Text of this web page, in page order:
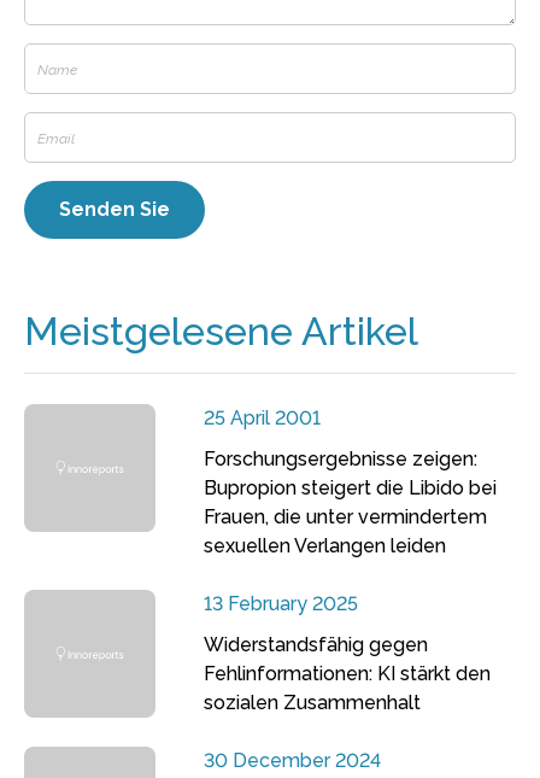
Meistgelesene Artikel
25 April 2001
Forschungsergebnisse zeigen:
Bupropion steigert die Libido bei
Frauen, die unter vermindertem
sexuellen Verlangen leiden
13 February 2025
Widerstandsfähig gegen
Fehlinformationen: KI stärkt den
sozialen Zusammenhalt
30 December 2024